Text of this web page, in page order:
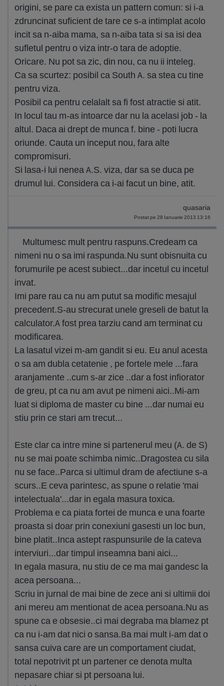
origini, se pare ca exista un pattern comun: si i-a
zdruncinat suficient de tare ce s-a intimplat acolo
incit sa n-aiba mama, sa n-aiba tata si sa isi dea
sufletul pentru o viza intr-o tara de adoptie.
Oricare. Nu pot sa zic, din nou, ca nu ii inteleg.
Ca sa scurtez: posibil ca South A. sa stea cu tine
pentru viza.
Posibil ca pentru celalalt sa fi fost atractie si atit.
In locul tau m-as intoarce dar nu la acelasi job - la
altul. Daca ai drept de munca f. bine - poti lucra
oriunde. Cauta un inceput nou, fara alte
compromisuri.
Si lasa-i lui nenea A.S. viza, dar sa se duca pe
drumul lui. Considera ca i-ai facut un bine, atit.
quasaria
Postat pe 28 Ianuarie 2013 13:16
Multumesc mult pentru raspuns.Credeam ca
nimeni nu o sa imi raspunda.Nu sunt obisnuita cu
forumurile pe acest subiect...dar incetul cu incetul
invat.
Imi pare rau ca nu am putut sa modific mesajul
precedent.S-au strecurat unele greseli de batut la
calculator.A fost prea tarziu cand am terminat cu
modificarea.
La lasatul vizei m-am gandit si eu. Eu anul acesta
o sa am dubla cetatenie , pe fortele mele ...fara
aranjamente ..cum s-ar zice ..dar a fost infiorator
de greu, pt ca nu am avut pe nimeni aici..Mi-am
luat si diploma de master cu bine ...dar numai eu
stiu prin ce stari am trecut...
Este clar ca intre mine si partenerul meu (A. de S)
nu se mai poate schimba nimic..Dragostea cu sila
nu se face..Parca si ultimul dram de afectiune s-a
scurs..E ceva parintesc, as spune o relatie 'mai
intelectuala'...dar in egala masura toxica.
Problema e ca piata fortei de munca e una foarte
proasta si doar prin conexiuni gasesti un loc bun,
bine platit..Inca astept raspunsurile de la cateva
interviuri...dar timpul inseamna bani aici...
In egala masura, nu stiu de ce ma mai gandesc la
acea persoana...
Scriu in jurnal de mai bine de zece ani si ultimii doi
ani mereu am mentionat de acea persoana.Nu as
spune ca e obsesie..ci mai degraba ma blamez pt
ca nu i-am dat nici o sansa.Ba mai mult i-am dat o
sansa cuiva care are un comportament ciudat,
total nepotrivit pt un partener ce denota multa
nepasare chiar si pt persoana lui.